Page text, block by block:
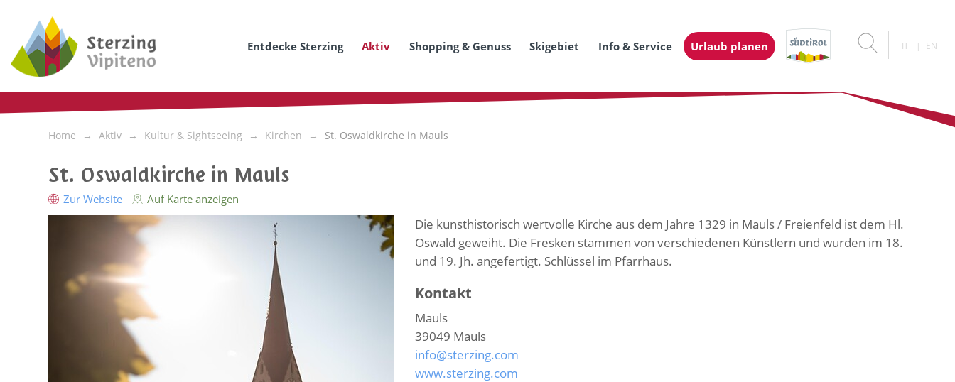
Entdecke Sterzing Aktiv Shopping & Genuss Skigebiet Info & Service Urlaub planen IT EN
Home Aktiv Kultur & Sightseeing Kirchen St. Oswaldkirche in Mauls
St. Oswaldkirche in Mauls
Zur Website Auf Karte anzeigen
Die kunsthistorisch wertvolle Kirche aus dem Jahre 1329 in Mauls / Freienfeld ist dem Hl.
Oswald geweiht. Die Fresken stammen von verschiedenen Künstlern und wurden im 18.
und 19. Jh. angefertigt. Schlüssel im Pfarrhaus.
Kontakt
Mauls
39049 Mauls
info@sterzing.com
www.sterzing.com